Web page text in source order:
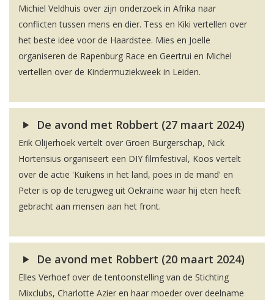
Michiel Veldhuis over zijn onderzoek in Afrika naar
conflicten tussen mens en dier. Tess en Kiki vertellen over
het beste idee voor de Haardstee. Mies en Joelle
organiseren de Rapenburg Race en Geertrui en Michel
vertellen over de Kindermuziekweek in Leiden.
De avond met Robbert (27 maart 2024)
Erik Olijerhoek vertelt over Groen Burgerschap, Nick
Hortensius organiseert een DIY filmfestival, Koos vertelt
over de actie 'Kuikens in het land, poes in de mand' en
Peter is op de terugweg uit Oekraïne waar hij eten heeft
gebracht aan mensen aan het front.
De avond met Robbert (20 maart 2024)
Elles Verhoef over de tentoonstelling van de Stichting
Mixclubs, Charlotte Azier en haar moeder over deelname